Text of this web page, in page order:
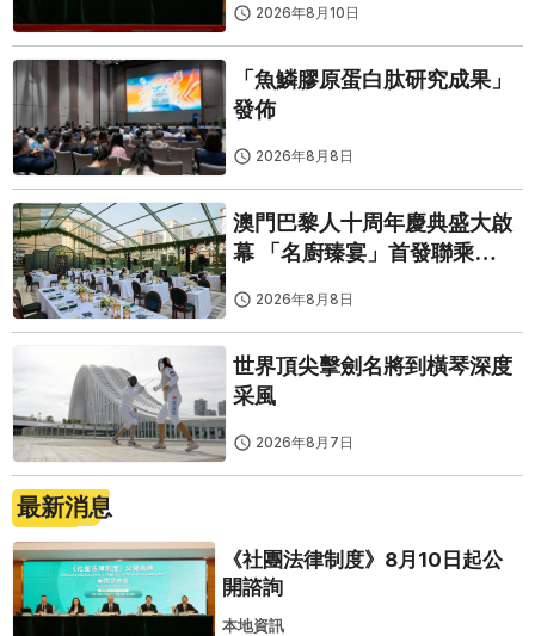
2026年8月10日
「魚鱗膠原蛋白肽研究成果」
發佈
2026年8月8日
澳門巴黎人十周年慶典盛大啟
幕 「名廚臻宴」首發聯乘
2026年8月8日
世界頂尖擊劍名將到橫琴深度
采風
2026年8月7日
最新消息
《社團法律制度》8月10日起公
開諮詢
本地資訊